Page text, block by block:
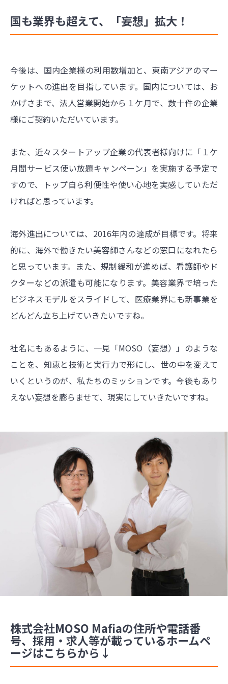
国も業界も超えて、「妄想」拡大！
今後は、国内企業様の利用数増加と、東南アジアのマー
ケットへの進出を目指しています。国内については、お
かげさまで、法人営業開始から１ケ月で、数十件の企業
様にご契約いただいています。
また、近々スタートアップ企業の代表者様向けに「１ケ
月間サービス使い放題キャンペーン」を実施する予定で
すので、トップ自ら利便性や使い心地を実感していただ
ければと思っています。
海外進出については、2016年内の達成が目標です。将来
的に、海外で働きたい美容師さんなどの窓口になれたら
と思っています。また、規制緩和が進めば、看護師やド
クターなどの派遣も可能になります。美容業界で培った
ビジネスモデルをスライドして、医療業界にも新事業を
どんどん立ち上げていきたいですね。
社名にもあるように、一見「MOSO（妄想）」のような
ことを、知恵と技術と実行力で形にし、世の中を変えて
いくというのが、私たちのミッションです。今後もあり
えない妄想を膨らませて、現実にしていきたいですね。
株式会社MOSO Mafiaの住所や電話番
号、採用・求人等が載っているホームペ
ージはこちらから↓